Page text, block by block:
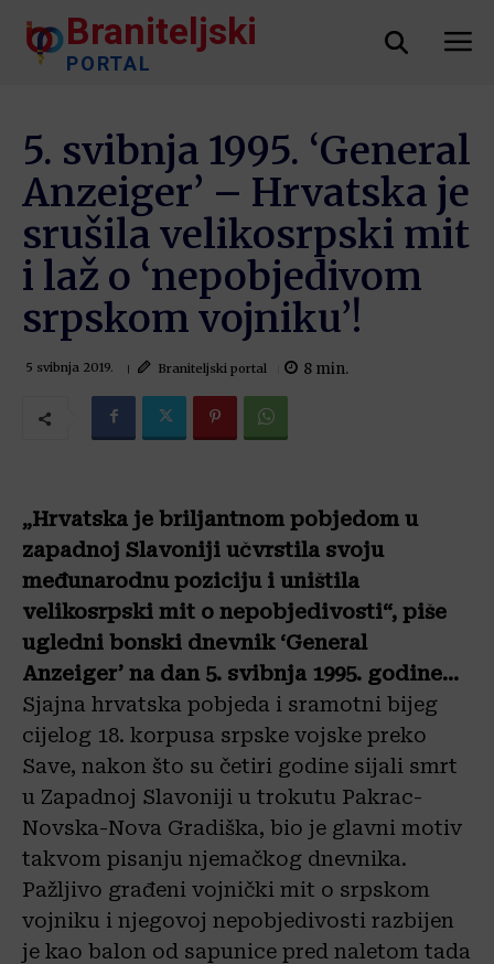
Braniteljski
PORTAL
5. svibnja 1995. ‘General
Anzeiger’ – Hrvatska je
srušila velikosrpski mit
i laž o ‘nepobjedivom
srpskom vojniku’!
5 svibnja 2019. Braniteljski portal 8 min.
„Hrvatska je briljantnom pobjedom u
zapadnoj Slavoniji učvrstila svoju
međunarodnu poziciju i uništila
velikosrpski mit o nepobjedivosti“, piše
ugledni bonski dnevnik ‘General
Anzeiger’ na dan 5. svibnja 1995. godine…
Sjajna hrvatska pobjeda i sramotni bijeg
cijelog 18. korpusa srpske vojske preko
Save, nakon što su četiri godine sijali smrt
u Zapadnoj Slavoniji u trokutu Pakrac-
Novska-Nova Gradiška, bio je glavni motiv
takvom pisanju njemačkog dnevnika.
Pažljivo građeni vojnički mit o srpskom
vojniku i njegovoj nepobjedivosti razbijen
je kao balon od sapunice pred naletom tada